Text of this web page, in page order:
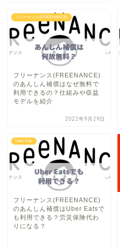
フリーナンス(FREENANCE)
フリーナンス(FREENANCE)
のあんしん補償はなぜ無料で
利用できるの？仕組みや収益
モデルを紹介
2022年9月29日
Uber Eats
フリーナンス(FREENANCE)
のあんしん補償はUber Eatsで
も利用できる？労災保険代わ
りになる？